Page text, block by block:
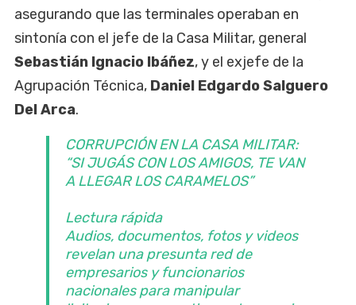
asegurando que las terminales operaban en
sintonía con el jefe de la Casa Militar, general
Sebastián Ignacio Ibáñez, y el exjefe de la
Agrupación Técnica, Daniel Edgardo Salguero
Del Arca.
CORRUPCIÓN EN LA CASA MILITAR:
“SI JUGÁS CON LOS AMIGOS, TE VAN
A LLEGAR LOS CARAMELOS”
Lectura rápida
Audios, documentos, fotos y videos
revelan una presunta red de
empresarios y funcionarios
nacionales para manipular